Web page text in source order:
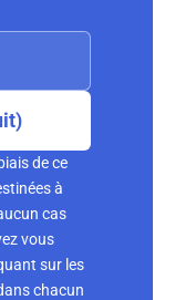
de ce
à
cas
vous
sur les
chacun